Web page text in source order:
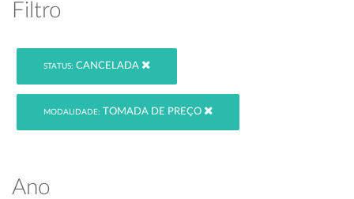
Filtro
STATUS: CANCELADA
MODALIDADE: TOMADA DE PREÇO
Ano